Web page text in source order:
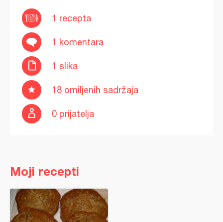
1 recepta
1 komentara
1 slika
18 omiljenih sadržaja
0 prijatelja
Moji recepti